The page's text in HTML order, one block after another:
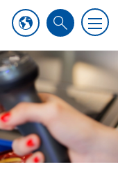
S
a
r
c
h
M
e
n
u